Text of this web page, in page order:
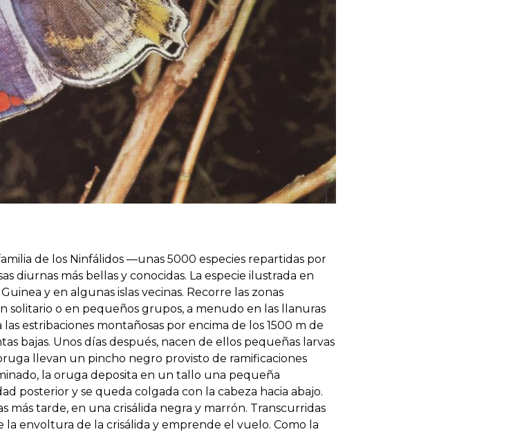
de los Ninfálidos —unas 5000 especies repartidas por
diurnas más bellas y conocidas. La especie ilustrada en
y en algunas islas vecinas. Recorre las zonas
solitario o en pequeños grupos, a menudo en las llanuras
estribaciones montañosas por encima de los 1500 m de
bajas. Unos días después, nacen de ellos pequeñas larvas
llevan un pincho negro provisto de ramificaciones
la oruga deposita en un tallo una pequeña
posterior y se queda colgada con la cabeza hacia abajo.
más tarde, en una crisálida negra y marrón. Transcurridas
la envoltura de la crisálida y emprende el vuelo. Como la